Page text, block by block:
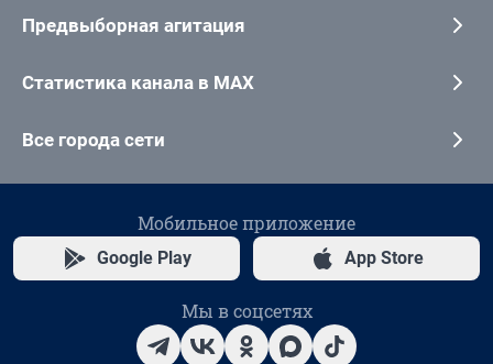
Предвыборная агитация
Статистика канала в MAX
Все города сети
Мобильное приложение
Google Play App Store
Мы в соцсетях